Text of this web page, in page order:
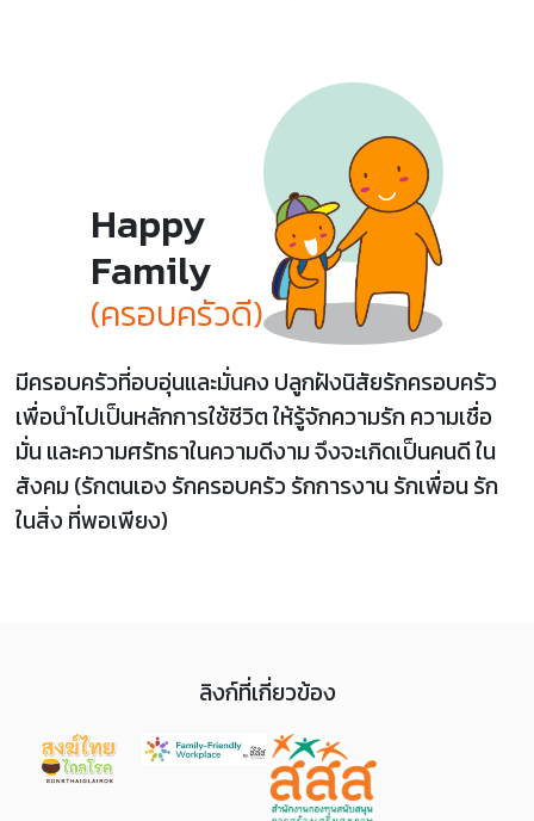
มีครอบครัวที่อบอุ่นและมั่นคง ปลูกฝังนิสัยรักครอบครัว
เพื่อนำไปเป็นหลักการใช้ชีวิต ให้รู้จักความรัก ความเชื่อ
มั่น และความศรัทธาในความดีงาม จึงจะเกิดเป็นคนดี ใน
สังคม (รักตนเอง รักครอบครัว รักการงาน รักเพื่อน รัก
ในสิ่ง ที่พอเพียง)
Happy
Family
(ครอบครัวดี)
ลิงก์ที่เกี่ยวข้อง